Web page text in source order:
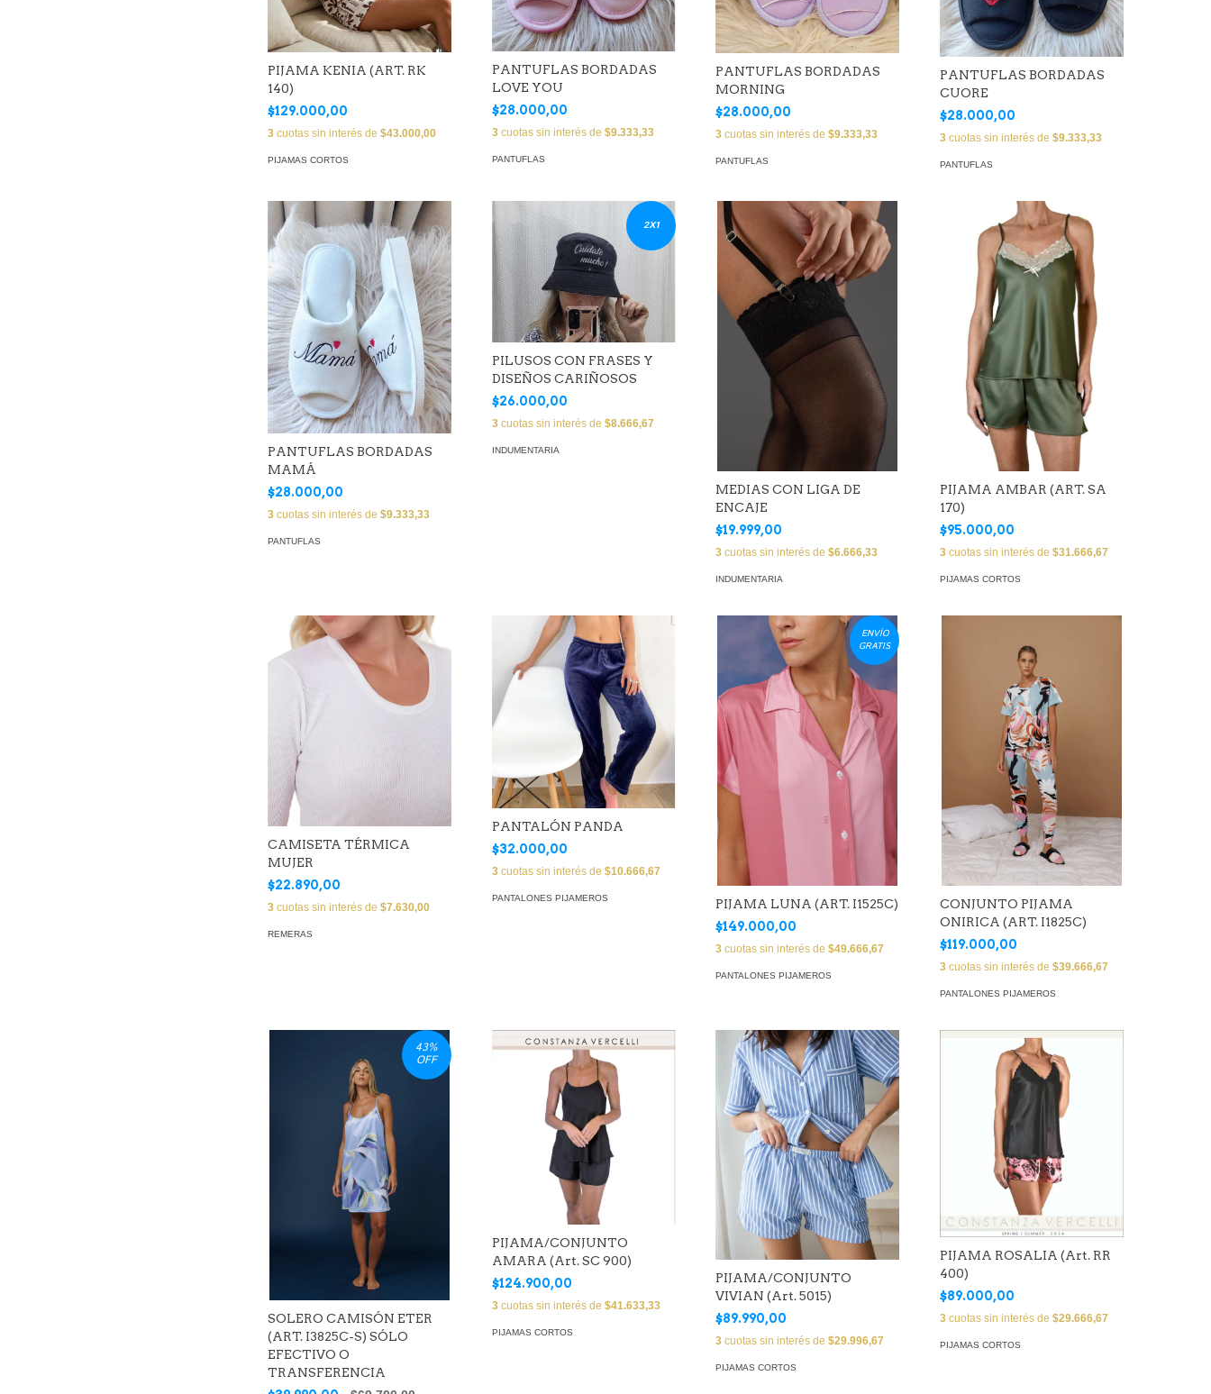
PIJAMA KENIA (ART. RK
140)
$129.000,00
3 cuotas sin interés de $43.000,00
PIJAMAS CORTOS
PANTUFLAS BORDADAS
LOVE YOU
$28.000,00
3cuotas sin interés de $9.333,33
PANTUFLAS
PANTUFLAS BORDADAS
MORNING
$28.000,00
3 cuotas sin interés de$9.333,33
PANTUFLAS
PANTUFLAS BORDADAS
CUORE
$28.000,00
3 cuotas sin interés de$9.333,33
PANTUFLAS
PANTUFLAS BORDADAS
MAMÁ
$28.000,00
3 cuotas sin interés de $9.333,33
PANTUFLAS
2X1
PILUSOS CON FRASES Y
DISEÑOS CARIÑOSOS
$26.000,00
3cuotas sin interés de $8.666,67
INDUMENTARIA
MEDIAS CON LIGA DE
ENCAJE
$19.999,00
3 cuotas sin interés de$6.666,33
INDUMENTARIA
PIJAMA AMBAR (ART. SA
170)
$95.000,00
3 cuotas sin interés de$31.666,67
PIJAMAS CORTOS
CAMISETA TÉRMICA
MUJER
$22.890,00
3 cuotas sin interés de $7.630,00
REMERAS
PANTALÓN PANDA
$32.000,00
3cuotas sin interés de $10.666,67
PANTALONES PIJAMEROS
ENVÍO
GRATIS
PIJAMA LUNA (ART. I1525C)
$149.000,00
3 cuotas sin interés de$49.666,67
PANTALONES PIJAMEROS
CONJUNTO PIJAMA
ONIRICA (ART. I1825C)
$119.000,00
3 cuotas sin interés de$39.666,67
PANTALONES PIJAMEROS
43%
OFF
SOLERO CAMISÓN ETER
(ART. I3825C-S) SÓLO
EFECTIVO O
TRANSFERENCIA
PIJAMA/CONJUNTO
AMARA (Art. SC 900)
$124.900,00
3cuotas sin interés de $41.633,33
PIJAMAS CORTOS
PIJAMA/CONJUNTO
VIVIAN (Art. 5015)
$89.990,00
3 cuotas sin interés de$29.996,67
PIJAMAS CORTOS
PIJAMA ROSALIA (Art. RR
400)
$89.000,00
3 cuotas sin interés de$29.666,67
PIJAMAS CORTOS